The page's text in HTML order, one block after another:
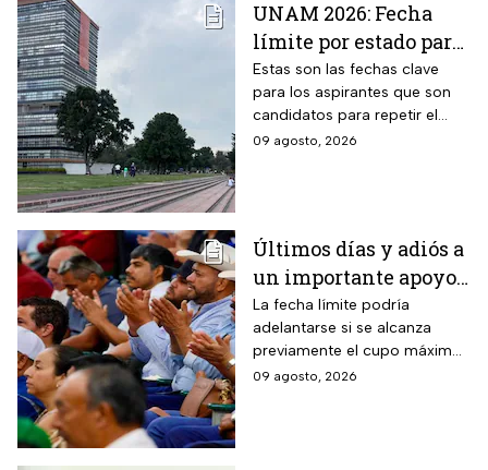
UNAM 2026: Fecha
límite por estado para
sacar cita para el
Examen de Control
Estas son las fechas clave
para los aspirantes que son
candidatos para repetir el
examen de admisión de nivel
09 agosto, 2026
Últimos días y adiós a
un importante apoyo
en Sinaloa: hasta el 15
de agosto
permanecerá abierto
el registro para este
La fecha límite podría
adelantarse si se alcanza
previamente el cupo máximo
de productores establecido
09 agosto, 2026